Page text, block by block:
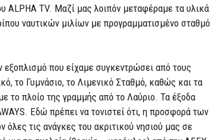
ALPHA TV. Μαζί μας λοιπόν μεταφέραμε τα υλικά
ναυτικών μιλίων με προγραμματισμένο σταθμό
που είχαμε συγκεντρώσει από τους
το Γυμνάσιο, το Λιμενικό Σταθμό, καθώς και τα
το πλοίο της γραμμής από το Λαύριο. Τα έξοδα
Εδώ πρέπει να τονιστεί ότι, η προσφορά των
τις ανάγκες του ακριτικού νησιού μας σε